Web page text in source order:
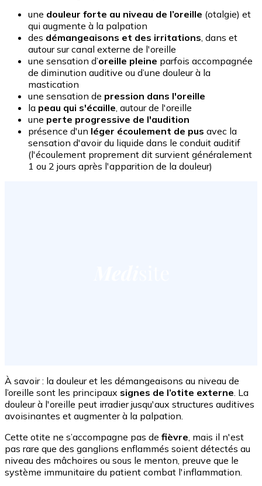
une douleur forte au niveau de l’oreille (otalgie) et
qui augmente à la palpation
des démangeaisons et des irritations , dans et
autour sur canal externe de l'oreille
une sensation d’oreille pleine parfois accompagnée
de diminution auditive ou d’une douleur à la
mastication
une sensation de pression dans l'oreille
la peau qui s'écaille , autour de l'oreille
une perte progressive de l'audition
présence d'un léger écoulement de pus avec la
sensation d'avoir du liquide dans le conduit auditif
(l'écoulement proprement dit survient généralement
1 ou 2 jours après l'apparition de la douleur)
À savoir : la douleur et les démangeaisons au niveau de
l’oreille sont les principaux signes de l’otite externe . La
douleur à l'oreille peut irradier jusqu'aux structures auditives
avoisinantes et augmenter à la palpation.
Cette otite ne s’accompagne pas de fièvre , mais il n'est
pas rare que des ganglions enflammés soient détectés au
niveau des mâchoires ou sous le menton, preuve que le
système immunitaire du patient combat l'inflammation.